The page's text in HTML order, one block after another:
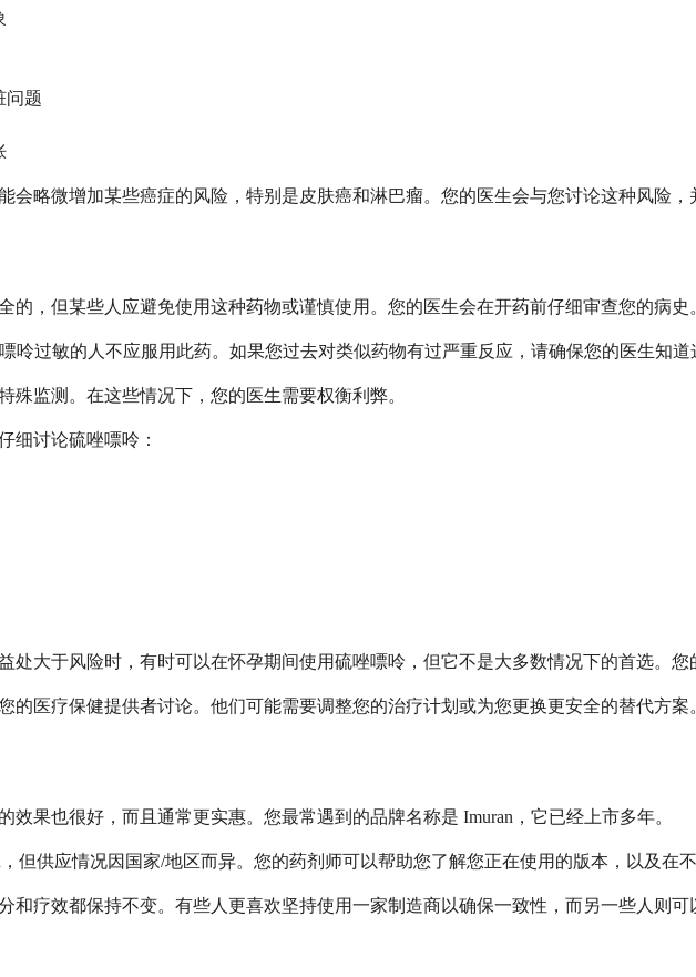
问题
会略微增加某些癌症的风险，特别是皮肤癌和淋巴瘤。您的医生会与您讨论这种风险，
的，但某些人应避免使用这种药物或谨慎使用。您的医生会在开药前仔细审查您的病史
呤过敏的人不应服用此药。如果您过去对类似药物有过严重反应，请确保您的医生知道
殊监测。在这些情况下，您的医生需要权衡利弊。
细讨论硫唑嘌呤：
处大于风险时，有时可以在怀孕期间使用硫唑嘌呤，但它不是大多数情况下的首选。您
的医疗保健提供者讨论。他们可能需要调整您的治疗计划或为您更换更安全的替代方案
效果也很好，而且通常更实惠。您最常遇到的品牌名称是 Imuran，它已经上市多年。
但供应情况因国家/地区而异。您的药剂师可以帮助您了解您正在使用的版本，以及在
和疗效都保持不变。有些人更喜欢坚持使用一家制造商以确保一致性，而另一些人则可